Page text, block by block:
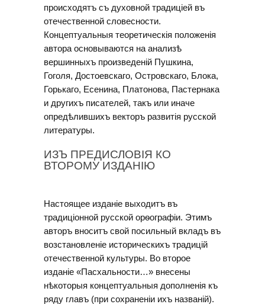
происходятъ съ духовной традицiей въ
отечественной словесности.
Концептуальныя теоретическiя положенiя
автора основываются на анализѣ
вершинныхъ произведенiй Пушкина,
Гоголя, Достоевскаго, Островскаго, Блока,
Горькаго, Есенина, Платонова, Пастернака
и другихъ писателей, такъ или иначе
опредѣлившихъ векторъ развитiя русской
литературы.
ИЗЪ ПРЕДИСЛОВIЯ КО
ВТОРОМУ ИЗДАНIЮ
Настоящее изданіе выходитъ въ
традиціонной русской орѳографіи. Этимъ
авторъ вноситъ свой посильный вкладъ въ
возстановленіе историческихъ традицій
отечественной культуры. Во второе
изданіе «Пасхальности…» внесены
нѣкоторыя концептуальныя дополненія къ
ряду главъ (при сохраненіи ихъ названій).